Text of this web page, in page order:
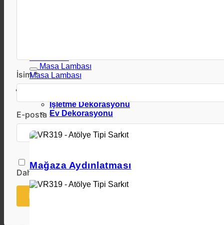
Masa Lambası
Masa Lambası
İşletme Dekorasyonu
Ev Dekorasyonu
Mağaza Aydınlatması
İsim *
E-posta *
Daha sonraki yorumlarımda kullanılması için adım,